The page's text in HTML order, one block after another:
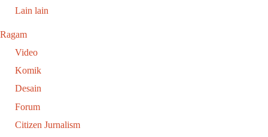
Lain lain
Ragam
Video
Komik
Desain
Forum
Citizen Jurnalism